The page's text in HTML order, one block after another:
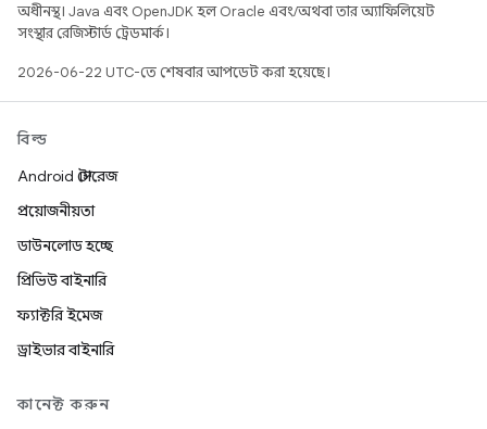
অধীনস্থ। Java এবং OpenJDK হল Oracle এবং/অথবা তার অ্যাফিলিয়েট
সংস্থার রেজিস্টার্ড ট্রেডমার্ক।
2026-06-22 UTC-তে শেষবার আপডেট করা হয়েছে।
বিল্ড
Android স্টোরেজ
প্রয়োজনীয়তা
ডাউনলোড হচ্ছে
প্রিভিউ বাইনারি
ফ্যাক্টরি ইমেজ
ড্রাইভার বাইনারি
কানেক্ট করুন